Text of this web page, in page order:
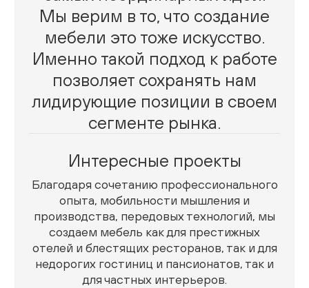
Мы верим в то, что создание
мебели это тоже искусство.
Именно такой подход к работе
позволяет сохранять нам
лидирующие позиции в своем
сегменте рынка.
Интересные проекты
Благодаря сочетанию профессионального
опыта, мобильности мышления и
производства, передовых технологий, мы
создаем мебель как для престижных
отелей и блестящих ресторанов, так и для
недорогих гостиниц и пансионатов, так и
для частных интерьеров.